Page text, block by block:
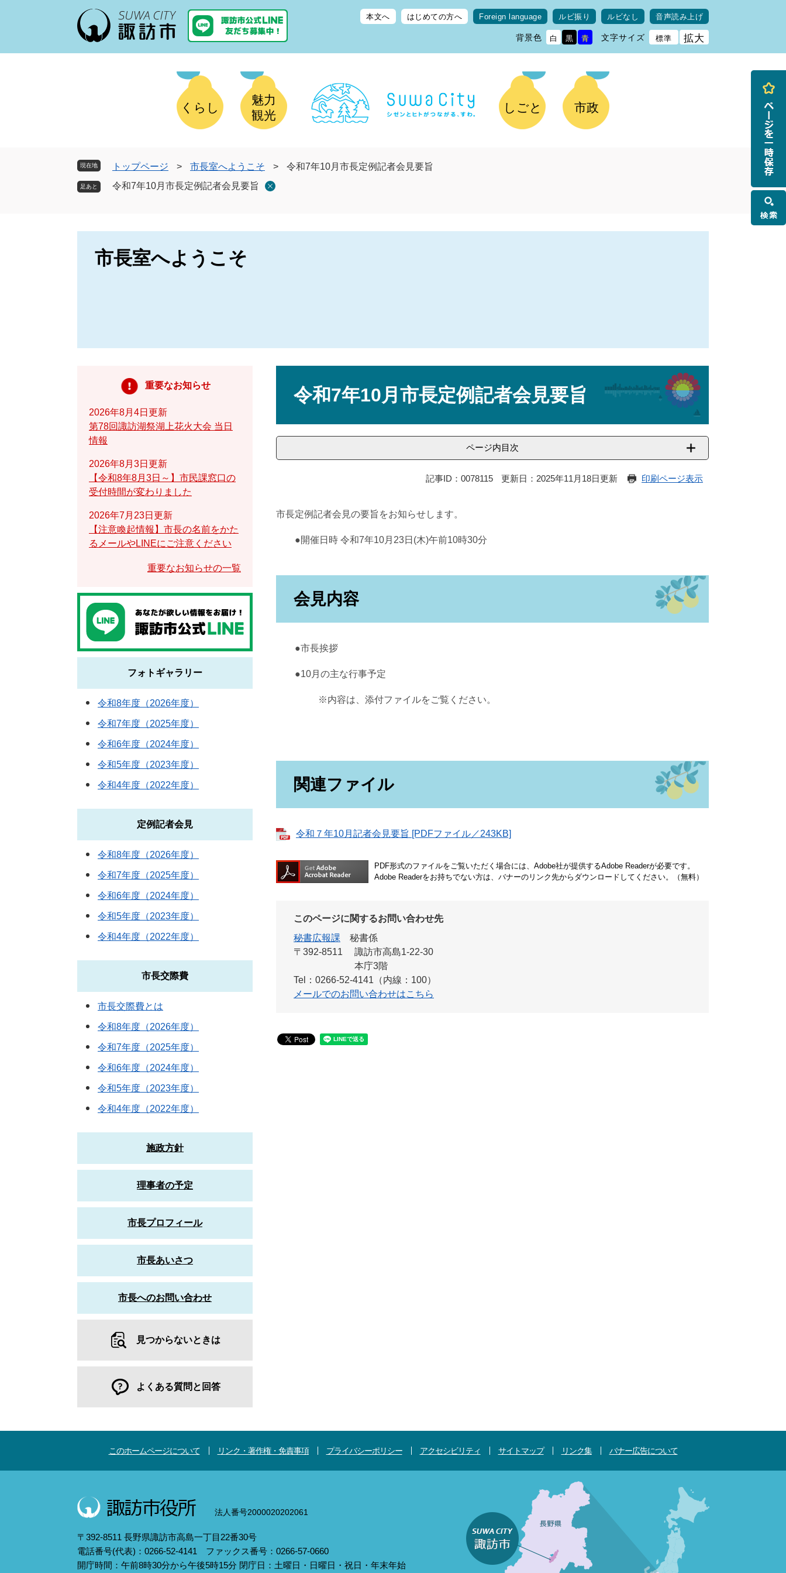
本文へ はじめての方へ Foreign language ルビ振り ルビなし 音声読み上げ
背景色 白 黒 青 文字サイズ 標準 拡大
くらし
魅力
観光
しごと 市政
現在地 トップページ > 市長室へようこそ >
令和7年10月市長定例記者会見要旨
令和7年10月市長定例記者会見要旨
市長室へようこそ
令和7年10月市長定例記者会見要旨
ページ内目次
記事ID：0078115 更新日：2025年11月18日更新 印刷ページ表示
市長定例記者会見の要旨をお知らせします。
●開催日時 令和7年10月23日(木)午前10時30分
会見内容
●市長挨拶
●10月の主な行事予定
※内容は、添付ファイルをご覧ください。
関連ファイル
令和７年10月記者会見要旨 [PDFファイル／243KB]
PDF形式のファイルをご覧いただく場合には、Adobe社が提供するAdobe Readerが必要です。
Adobe Readerをお持ちでない方は、バナーのリンク先からダウンロードしてください。（無料）
このページに関するお問い合わせ先
秘書広報課
秘書係
〒392-8511
諏訪市高島1-22-30
本庁3階
Tel：0266-52-4141（内線：100）
メールでのお問い合わせはこちら
重要なお知らせ
2026年8月4日更新
第78回諏訪湖祭湖上花火大会 当日
情報
2026年8月3日更新
【令和8年8月3日～】市民課窓口の
受付時間が変わりました
2026年7月23日更新
【注意喚起情報】市長の名前をかた
るメールやLINEにご注意ください
重要なお知らせの一覧
フォトギャラリー
令和8年度（2026年度）
令和7年度（2025年度）
令和6年度（2024年度）
令和5年度（2023年度）
令和4年度（2022年度）
定例記者会見
令和8年度（2026年度）
令和7年度（2025年度）
令和6年度（2024年度）
令和5年度（2023年度）
令和4年度（2022年度）
市長交際費
市長交際費とは
令和8年度（2026年度）
令和7年度（2025年度）
令和6年度（2024年度）
令和5年度（2023年度）
令和4年度（2022年度）
施政方針
理事者の予定
市長プロフィール
市長あいさつ
市長へのお問い合わせ
見つからないときは
よくある質問と回答
このホームページについて リンク・著作権・免責事項 プライバシーポリシー アクセシビリティ サイトマップ リンク集 バナー広告について
法人番号2000020202061
〒392-8511 長野県諏訪市高島一丁目22番30号
電話番号(代表)：0266-52-4141 ファックス番号：0266-57-0660
開庁時間：午前8時30分から午後5時15分 閉庁日：土曜日・日曜日・祝日・年末年始